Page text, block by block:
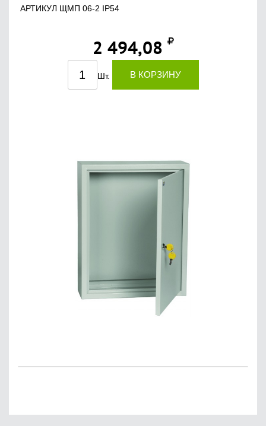
АРТИКУЛ ЩМП 06-2 IP54
2 494,08
Шт. В КОРЗИНУ